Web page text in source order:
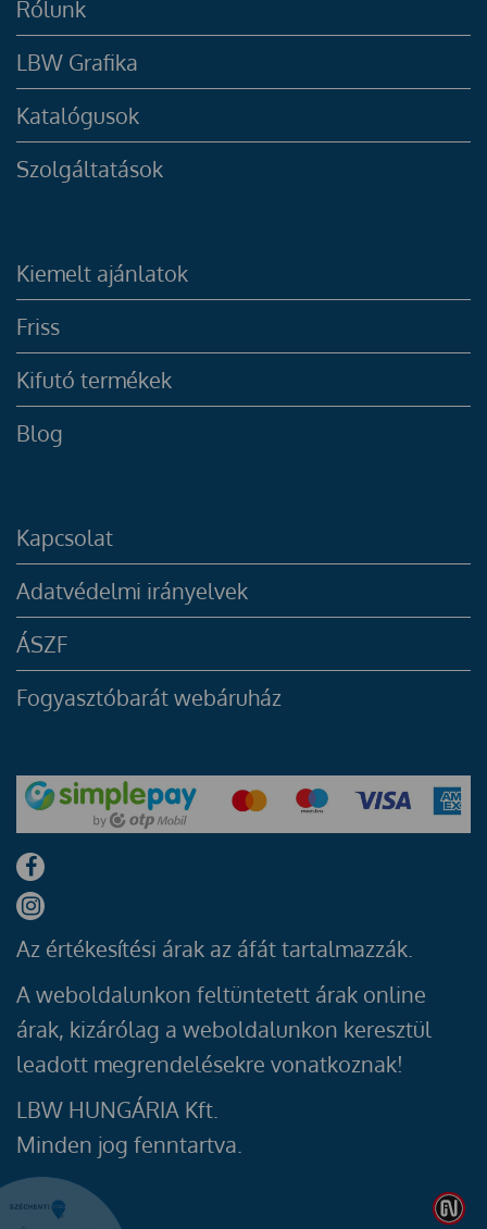
Rólunk
LBW Grafika
Katalógusok
Szolgáltatások
Kiemelt ajánlatok
Friss
Kifutó termékek
Blog
Kapcsolat
Adatvédelmi irányelvek
ÁSZF
Fogyasztóbarát webáruház
Az értékesítési árak az áfát tartalmazzák.
A weboldalunkon feltüntetett árak online
árak, kizárólag a weboldalunkon keresztül
leadott megrendelésekre vonatkoznak!
LBW HUNGÁRIA Kft.
Minden jog fenntartva.